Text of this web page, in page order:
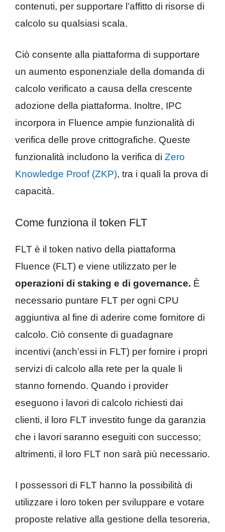
contenuti, per supportare l’affitto di risorse di
calcolo su qualsiasi scala.
Ciò consente alla piattaforma di supportare
un aumento esponenziale della domanda di
calcolo verificato a causa della crescente
adozione della piattaforma. Inoltre, IPC
incorpora in Fluence ampie funzionalità di
verifica delle prove crittografiche. Queste
funzionalità includono la verifica di Zero
Knowledge Proof (ZKP), tra i quali la prova di
capacità.
Come funziona il token FLT
FLT è il token nativo della piattaforma
Fluence (FLT) e viene utilizzato per le
operazioni di staking e di governance. È
necessario puntare FLT per ogni CPU
aggiuntiva al fine di aderire come fornitore di
calcolo. Ciò consente di guadagnare
incentivi (anch’essi in FLT) per fornire i propri
servizi di calcolo alla rete per la quale li
stanno fornendo. Quando i provider
eseguono i lavori di calcolo richiesti dai
clienti, il loro FLT investito funge da garanzia
che i lavori saranno eseguiti con successo;
altrimenti, il loro FLT non sarà più necessario.
I possessori di FLT hanno la possibilità di
utilizzare i loro token per sviluppare e votare
proposte relative alla gestione della tesoreria,